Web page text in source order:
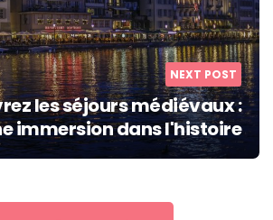
NEXT POST
les séjours médiévaux :
immersion dans l'histoire